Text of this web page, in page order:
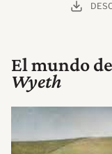
El mundo
Wyeth